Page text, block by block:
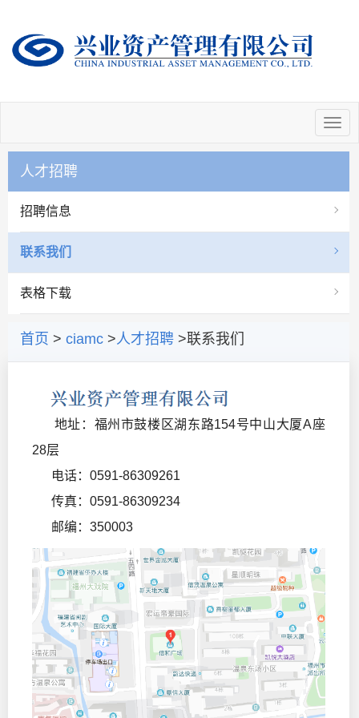
人才招聘
招聘信息
联系我们
表格下载
首页 > ciamc >人才招聘 >联系我们
地址：福州市鼓楼区湖东路154号中山大厦A座
28层
电话：0591-86309261
传真：0591-86309234
邮编：350003